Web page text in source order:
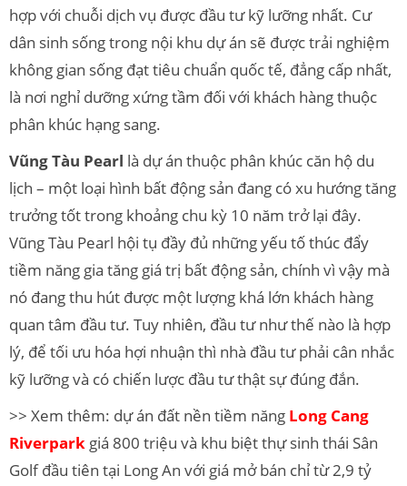
hợp với chuỗi dịch vụ được đầu tư kỹ lưỡng nhất. Cư
dân sinh sống trong nội khu dự án sẽ được trải nghiệm
không gian sống đạt tiêu chuẩn quốc tế, đẳng cấp nhất,
là nơi nghỉ dưỡng xứng tầm đối với khách hàng thuộc
phân khúc hạng sang.
Vũng Tàu Pearl là dự án thuộc phân khúc căn hộ du
lịch – một loại hình bất động sản đang có xu hướng tăng
trưởng tốt trong khoảng chu kỳ 10 năm trở lại đây.
Vũng Tàu Pearl hội tụ đầy đủ những yếu tố thúc đẩy
tiềm năng gia tăng giá trị bất động sản, chính vì vậy mà
nó đang thu hút được một lượng khá lớn khách hàng
quan tâm đầu tư. Tuy nhiên, đầu tư như thế nào là hợp
lý, để tối ưu hóa hợi nhuận thì nhà đầu tư phải cân nhắc
kỹ lưỡng và có chiến lược đầu tư thật sự đúng đắn.
>> Xem thêm: dự án đất nền tiềm năng Long Cang
Riverpark giá 800 triệu và khu biệt thự sinh thái Sân
Golf đầu tiên tại Long An với giá mở bán chỉ từ 2,9 tỷ